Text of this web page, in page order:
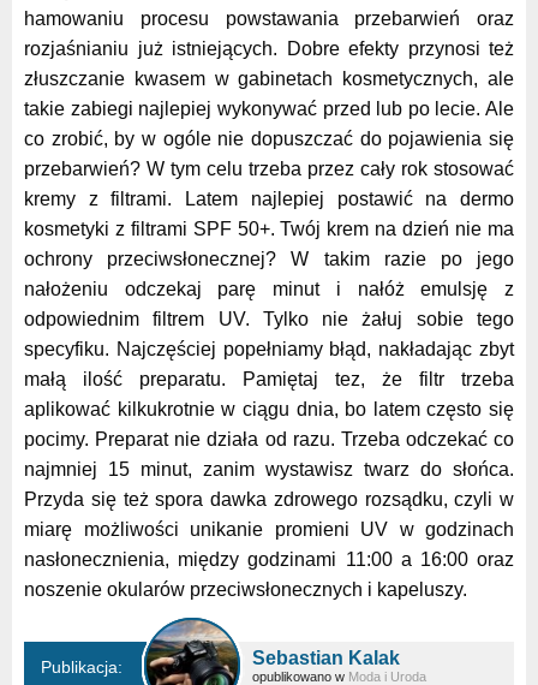
hamowaniu procesu powstawania przebarwień oraz
rozjaśnianiu już istniejących. Dobre efekty przynosi też
złuszczanie kwasem w gabinetach kosmetycznych, ale
takie zabiegi najlepiej wykonywać przed lub po lecie. Ale
co zrobić, by w ogóle nie dopuszczać do pojawienia się
przebarwień? W tym celu trzeba przez cały rok stosować
kremy z filtrami. Latem najlepiej postawić na dermo
kosmetyki z filtrami SPF 50+. Twój krem na dzień nie ma
ochrony przeciwsłonecznej? W takim razie po jego
nałożeniu odczekaj parę minut i nałóż emulsję z
odpowiednim filtrem UV. Tylko nie żałuj sobie tego
specyfiku. Najczęściej popełniamy błąd, nakładając zbyt
małą ilość preparatu. Pamiętaj tez, że filtr trzeba
aplikować kilkukrotnie w ciągu dnia, bo latem często się
pocimy. Preparat nie działa od razu. Trzeba odczekać co
najmniej 15 minut, zanim wystawisz twarz do słońca.
Przyda się też spora dawka zdrowego rozsądku, czyli w
miarę możliwości unikanie promieni UV w godzinach
nasłonecznienia, między godzinami 11:00 a 16:00 oraz
noszenie okularów przeciwsłonecznych i kapeluszy.
Publikacja: Sebastian Kalak
opublikowano w Moda i Uroda